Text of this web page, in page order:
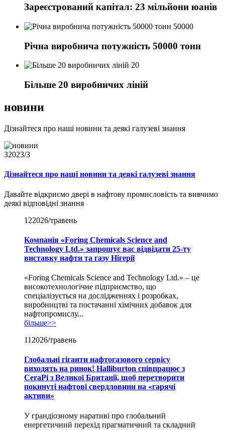
Зареєстрований капітал: 23 мільйони юанів
50000
Річна виробнича потужність 50000 тонн
20
Більше 20 виробничих ліній
новини
Дізнайтеся про наші новини та деякі галузеві знання
32023/3
Дізнайтеся про наші новини та деякі галузеві знання
Давайте відкриємо двері в нафтову промисловість та вивчимо
деякі відповідні знання
122026/травень
Компанія «Foring Chemicals Science and
Technology Ltd.» запрошує вас відвідати 25-ту
виставку нафти та газу Нігерії
«Foring Chemicals Science and Technology Ltd.» – це
високотехнологічне підприємство, що
спеціалізується на дослідженнях і розробках,
виробництві та постачанні хімічних добавок для
нафтопромислу...
більше>>
11 2026/травень
Глобальні гіганти нафтогазового сервісу
виходять на ринок! Halliburton співпрацює з
CeraPi з Великої Британії, щоб перетворити
покинуті нафтові свердловини на «гарячі
активи»
У грандіозному наративі про глобальний
енергетичний перехід прагматичний та складний